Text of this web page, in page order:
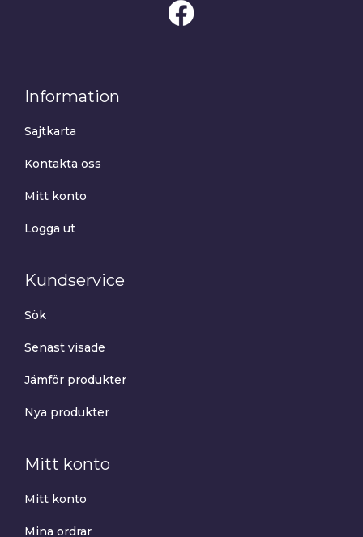
Information
Sajtkarta
Kontakta oss
Mitt konto
Logga ut
Kundservice
Sök
Senast visade
Jämför produkter
Nya produkter
Mitt konto
Mitt konto
Mina ordrar